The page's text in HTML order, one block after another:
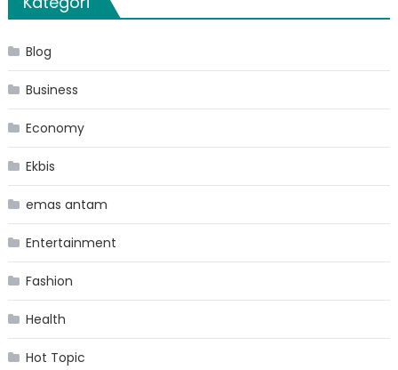
Blog
Business
Economy
Ekbis
emas antam
Entertainment
Fashion
Health
Hot Topic